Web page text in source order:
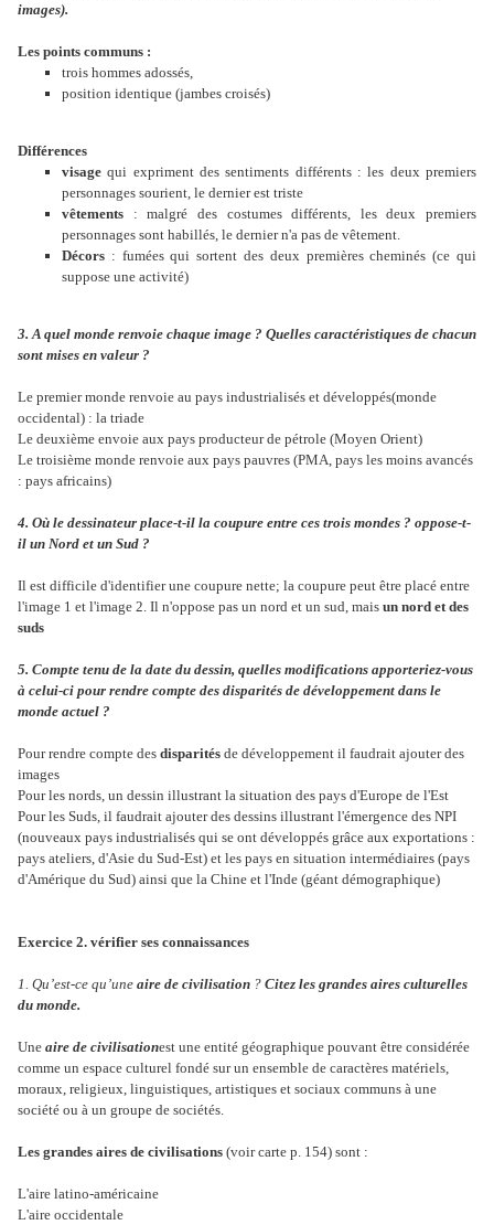
images).
Les points communs :
trois hommes adossés,
position identique (jambes croisés)
Différences
visage qui expriment des sentiments différents : les deux premiers
personnages sourient, le dernier est triste
vêtements : malgré des costumes différents, les deux premiers
personnages sont habillés, le dernier n'a pas de vêtement.
Décors : fumées qui sortent des deux premières cheminés (ce qui
suppose une activité)
3. A quel monde renvoie chaque image ? Quelles caractéristiques de chacun
sont mises en valeur ?
Le premier monde renvoie au pays industrialisés et développés(monde
occidental) : la triade
Le deuxième envoie aux pays producteur de pétrole (Moyen Orient)
Le troisième monde renvoie aux pays pauvres (PMA, pays les moins avancés
: pays africains)
4. Où le dessinateur place-t-il la coupure entre ces trois mondes ? oppose-t-
il un Nord et un Sud ?
Il est difficile d'identifier une coupure nette; la coupure peut être placé entre
l'image 1 et l'image 2. Il n'oppose pas un nord et un sud, mais un nord et des
suds
5. Compte tenu de la date du dessin, quelles modifications apporteriez-vous
à celui-ci pour rendre compte des disparités de développement dans le
monde actuel ?
Pour rendre compte des disparités de développement il faudrait ajouter des
images
Pour les nords, un dessin illustrant la situation des pays d'Europe de l'Est
Pour les Suds, il faudrait ajouter des dessins illustrant l'émergence des NPI
(nouveaux pays industrialisés qui se ont développés grâce aux exportations :
pays ateliers, d'Asie du Sud-Est) et les pays en situation intermédiaires (pays
d'Amérique du Sud) ainsi que la Chine et l'Inde (géant démographique)
Exercice 2. vérifier ses connaissances
1. Qu’est-ce qu’une aire de civilisation ? Citez les grandes aires culturelles
du monde.
Une aire de civilisationest une entité géographique pouvant être considérée
comme un espace culturel fondé sur un ensemble de caractères matériels,
moraux, religieux, linguistiques, artistiques et sociaux communs à une
société ou à un groupe de sociétés.
Les grandes aires de civilisations (voir carte p. 154) sont :
L'aire latino-américaine
L'aire occidentale